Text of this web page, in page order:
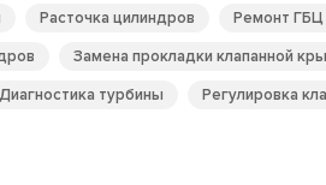
Расточка цилиндров
Ремонт ГБЦ
Замена прокладки клапанной
Диагностика турбины Регулировка